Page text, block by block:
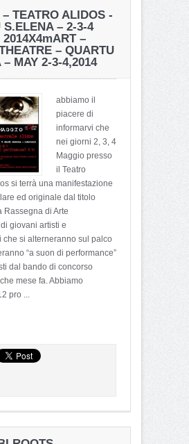
TEATRO ALIDOS -
S.ELENA – 2-3-4
2014X4mART –
– QUARTU
– MAY 2-3-4,2014
abbiamo il
piacere di
informarvi che
nei giorni 2, 3, 4
Maggio presso
il Teatro
si terrà una manifestazione
ed originale dal titolo
Rassegna di Arte
giovani artisti e
che si alterneranno sul palco
“a suon di performance”
dal bando di concorso
mese fa. Abbiamo
pro ...